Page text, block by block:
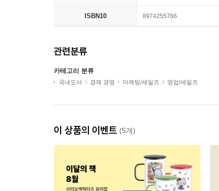
ISBN10 8974255766
관련분류
카테고리 분류
국내도서 경제 경영 마케팅/세일즈 영업/세일즈
이 상품의 이벤트 (5개)